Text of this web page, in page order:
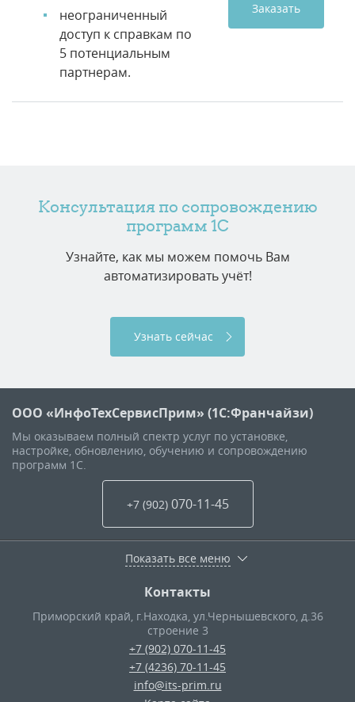
неограниченный
доступ к справкам по
5 потенциальным
партнерам.
Заказать
Консультация по сопровождению
программ 1C
Узнайте, как мы можем помочь Вам
автоматизировать учёт!
Узнать сейчас
ООО «ИнфоТехСервисПрим» (1С:Франчайзи)
Мы оказываем полный спектр услуг по установке,
настройке, обновлению, обучению и сопровождению
программ 1С.
+7 (902) 070-11-45
Показать все меню
Контакты
Приморский край, г.Находка, ул.Чернышевского, д.36
строение 3
+7 (902) 070-11-45
+7 (4236) 70-11-45
info@its-prim.ru